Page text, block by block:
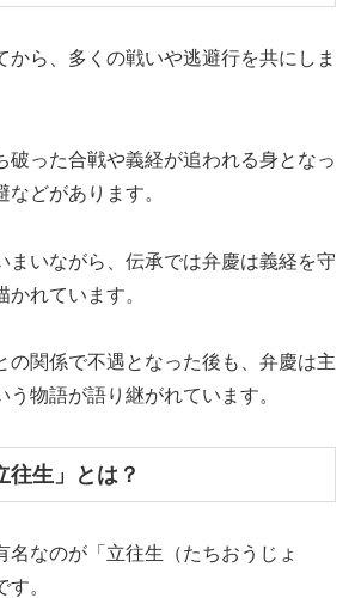
から、多くの戦いや逃避行を共にしま
破った合戦や義経が追われる身となっ
どがあります。
まいながら、伝承では弁慶は義経を守
かれています。
の関係で不遇となった後も、弁慶は主
物語が語り継がれています。
往生」とは？
名なのが「立往生（たちおうじょ
。